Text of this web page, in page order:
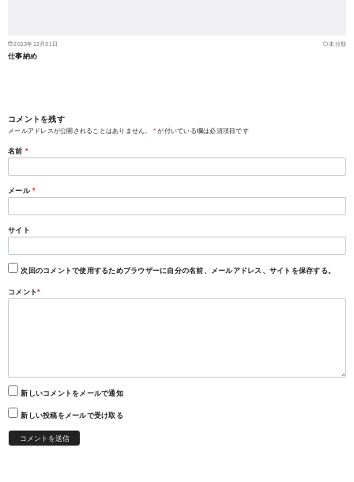
2013年12月31日 未分類
仕事納め
コメントを残す
メールアドレスが公開されることはありません。 * が付いている欄は必須項目です
名前 *
メール *
サイト
次回のコメントで使用するためブラウザーに自分の名前、メールアドレス、サイトを保存する。
コメント*
新しいコメントをメールで通知
新しい投稿をメールで受け取る